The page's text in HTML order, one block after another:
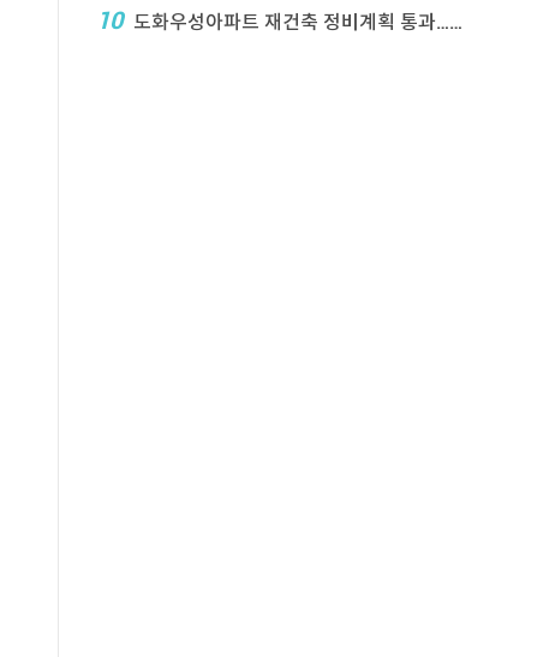
10 도화우성아파트 재건축 정비계획 통과…1,612세대 ...